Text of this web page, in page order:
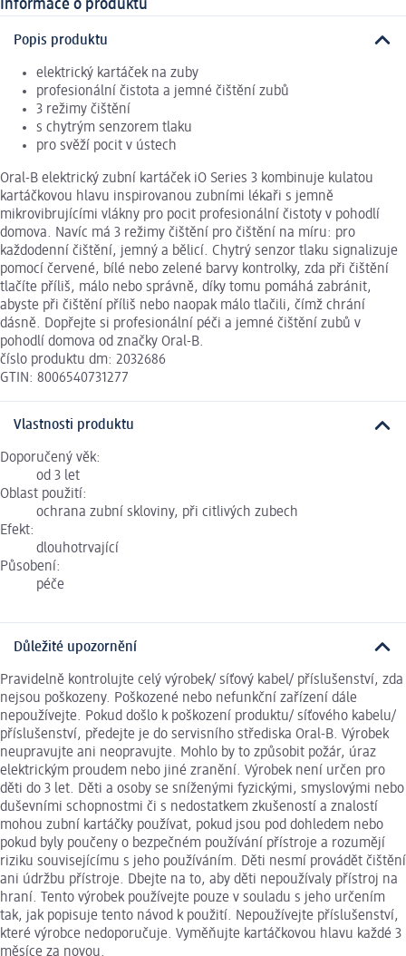
Informace o produktu
Popis produktu
elektrický kartáček na zuby
profesionální čistota a jemné čištění zubů
3 režimy čištění
s chytrým senzorem tlaku
pro svěží pocit v ústech
Oral-B elektrický zubní kartáček iO Series 3 kombinuje kulatou
kartáčkovou hlavu inspirovanou zubními lékaři s jemně
mikrovibrujícími vlákny pro pocit profesionální čistoty v pohodlí
domova. Navíc má 3 režimy čištění pro čištění na míru: pro
každodenní čištění, jemný a bělicí. Chytrý senzor tlaku signalizuje
pomocí červené, bílé nebo zelené barvy kontrolky, zda při čištění
tlačíte příliš, málo nebo správně, díky tomu pomáhá zabránit,
abyste při čištění příliš nebo naopak málo tlačili, čímž chrání
dásně. Dopřejte si profesionální péči a jemné čištění zubů v
pohodlí domova od značky Oral-B.
číslo produktu dm: 2032686
GTIN: 8006540731277
Vlastnosti produktu
Doporučený věk:
od 3 let
Oblast použití:
ochrana zubní skloviny, při citlivých zubech
Efekt:
dlouhotrvající
Působení:
péče
Důležité upozornění
Pravidelně kontrolujte celý výrobek/ síťový kabel/ příslušenství, zda
nejsou poškozeny. Poškozené nebo nefunkční zařízení dále
nepoužívejte. Pokud došlo k poškození produktu/ síťového kabelu/
příslušenství, předejte je do servisního střediska Oral-B. Výrobek
neupravujte ani neopravujte. Mohlo by to způsobit požár, úraz
elektrickým proudem nebo jiné zranění. Výrobek není určen pro
děti do 3 let. Děti a osoby se sníženými fyzickými, smyslovými nebo
duševními schopnostmi či s nedostatkem zkušeností a znalostí
mohou zubní kartáčky používat, pokud jsou pod dohledem nebo
pokud byly poučeny o bezpečném používání přístroje a rozumějí
riziku souvisejícímu s jeho používáním. Děti nesmí provádět čištění
ani údržbu přístroje. Dbejte na to, aby děti nepoužívaly přístroj na
hraní. Tento výrobek používejte pouze v souladu s jeho určením
tak, jak popisuje tento návod k použití. Nepoužívejte příslušenství,
které výrobce nedoporučuje. Vyměňujte kartáčkovou hlavu každé 3
měsíce za novou.